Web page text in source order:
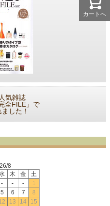
カートへ
気雑誌
全FILE」で
した！
8
木 金
土
- - -
1
5 6 7
8
13 14 15